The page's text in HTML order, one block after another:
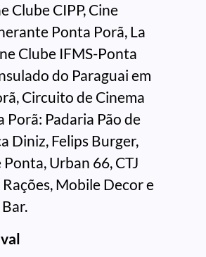
Clube CIPP, Cine
Ponta Porã, La
Clube IFMS-Ponta
do Paraguai em
Circuito de Cinema
Porã: Padaria Pão de
Diniz, Felips Burger,
Ponta, Urban 66, CTJ
Rações, Mobile Decor e